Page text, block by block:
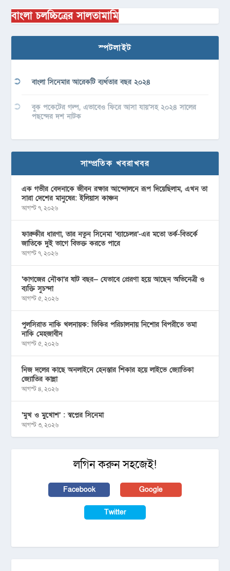
বাংলা চলচ্চিত্রের সালতামামি
স্পটলাইট
বাংলা সিনেমার আরেকটি ব্যর্থতার বছর ২০২৪
বুক পকেটের গল্প, এভাবেও ফিরে আসা যায়’সহ ২০২৪ সালের
পছন্দের দশ নাটক
সাম্প্রতিক খবরাখবর
এক গভীর বেদনাকে জীবন রক্ষার আন্দোলনে রূপ দিয়েছিলাম, এখন তা
সারা দেশের মানুষের: ইলিয়াস কাঞ্চন
আগস্ট ৭, ২০২৬
ফারুকীর ধারণা, তার নতুন সিনেমা ‘ব্যাচেলর’-এর মতো তর্ক-বিতর্কে
জাতিকে দুই ভাগে বিভক্ত করতে পারে
আগস্ট ৭, ২০২৬
‘কাগজের নৌকা’র ষাট বছর— যেভাবে প্রেরণা হয়ে আছেন অভিনেত্রী ও
ব্যক্তি সুচন্দা
আগস্ট ৫, ২০২৬
পুলসিরাত নাকি খলনায়ক: ভিকির পরিচালনায় নিশোর বিপরীতে তমা
নাকি মেহজাবীন
আগস্ট ৫, ২০২৬
নিজ দলের কাছে অনলাইনে হেনস্তার শিকার হয়ে লাইভে জ্যোতিকা
জ্যোতির কান্না
আগস্ট ৪, ২০২৬
‘মুখ ও মু্খোশ’ : স্বপ্নের সিনেমা
আগস্ট ৩, ২০২৬
লগিন করুন সহজেই!
Facebook Google
Twitter